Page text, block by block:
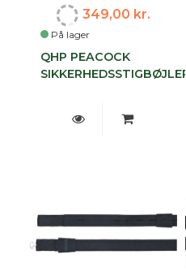
På lager
349,00 kr.
QHP PEACOCK
SIKKERHEDSSTIGBØJLER